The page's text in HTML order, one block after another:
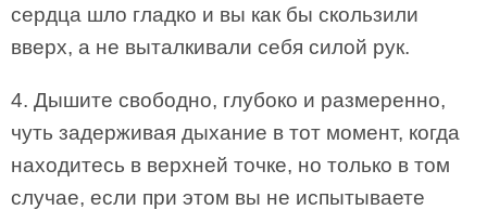
сердца шло гладко и вы как бы скользили
вверх, а не выталкивали себя силой рук.
4. Дышите свободно, глубоко и размеренно,
чуть задерживая дыхание в тот момент, когда
находитесь в верхней точке, но только в том
случае, если при этом вы не испытываете